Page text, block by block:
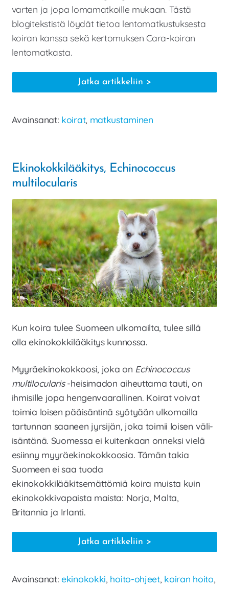
varten ja jopa lomamatkoille mukaan. Tästä
blogitekstistä löydät tietoa lentomatkustuksesta
koiran kanssa sekä kertomuksen Cara-koiran
lentomatkasta.
Jatka artikkeliin Koiran
lentokoneella
Avainsanat: koirat, matkustaminen
Ekinokokkilääkitys, Echinococcus
multilocularis
Kun koira tulee Suomeen ulkomailta, tulee sillä
olla ekinokokkilääkitys kunnossa.
Myyräekinokokkoosi, joka on Echinococcus
multilocularis-heisimadon aiheuttama tauti, on
ihmisille jopa hengenvaarallinen. Koirat voivat
toimia loisen pääisäntinä syötyään ulkomailla
tartunnan saaneen jyrsijän, joka toimii loisen väli-
isäntänä. Suomessa ei kuitenkaan onneksi vielä
esiinny myyräekinokokkoosia. Tämän takia
Suomeen ei saa tuoda
ekinokokkilääkitsemättömiä koira muista kuin
ekinokokkivapaista maista: Norja, Malta,
Britannia ja Irlanti.
Jatka artikkeliin Ekinokokkilääkitys,
Avainsanat:ekinokokki, hoito-ohjeet, koiran hoito,